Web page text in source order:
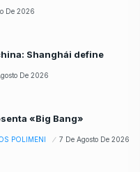
De 2026
Shanghái define
De 2026
«Big Bang»
POLIMENI 7 De Agosto De 2026